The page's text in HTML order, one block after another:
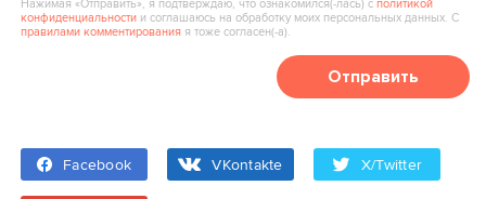
конфиденциальности и соглашаюсь на обработку моих персональных данных. С
правилами комментирования я тоже согласен(‑а).
Отправить
Facebook VKontakte X/Twitter